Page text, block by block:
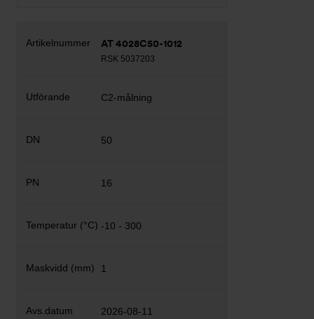
AT 4028C50-1012
RSK 5037203
C2-målning
50
16
-10 - 300
1
2026-08-11